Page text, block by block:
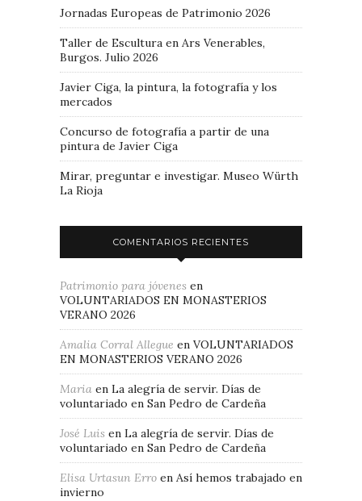
Jornadas Europeas de Patrimonio 2026
Taller de Escultura en Ars Venerables,
Burgos. Julio 2026
Javier Ciga, la pintura, la fotografía y los
mercados
Concurso de fotografía a partir de una
pintura de Javier Ciga
Mirar, preguntar e investigar. Museo Würth
La Rioja
COMENTARIOS RECIENTES
Patrimonio para jóvenes en
VOLUNTARIADOS EN MONASTERIOS
VERANO 2026
Amalia Corral Allegue en VOLUNTARIADOS
EN MONASTERIOS VERANO 2026
Maria en La alegría de servir. Días de
voluntariado en San Pedro de Cardeña
José Luis en La alegría de servir. Días de
voluntariado en San Pedro de Cardeña
Elisa Urtasun Erro en Así hemos trabajado en
invierno